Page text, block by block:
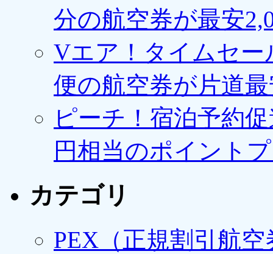
分の航空券が最安
Vエア！タイムセー
便の航空券が片道最
ピーチ！宿泊予約
円相当のポイント
カテゴリ
PEX（正規割引航空